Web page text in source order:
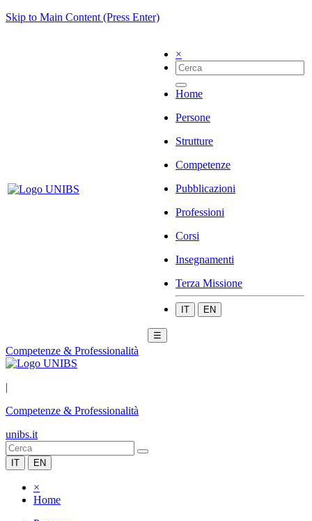
Skip to Main Content (Press Enter)
×
Home
Persone
Strutture
Competenze
Pubblicazioni
Professioni
Corsi
Insegnamenti
Terza Missione
IT EN
☰
Competenze & Professionalità
|
Competenze & Professionalità
unibs.it
IT EN
×
Home